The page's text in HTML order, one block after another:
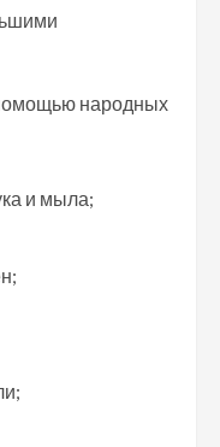
народных
и мыла;